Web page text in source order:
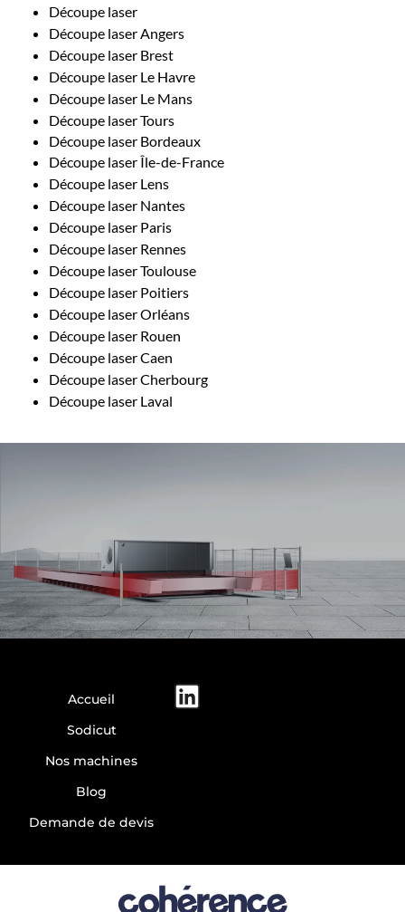
Découpe laser
Découpe laser Angers
Découpe laser Brest
Découpe laser Le Havre
Découpe laser Le Mans
Découpe laser Tours
Découpe laser Bordeaux
Découpe laser Île-de-France
Découpe laser Lens
Découpe laser Nantes
Découpe laser Paris
Découpe laser Rennes
Découpe laser Toulouse
Découpe laser Poitiers
Découpe laser Orléans
Découpe laser Rouen
Découpe laser Caen
Découpe laser Cherbourg
Découpe laser Laval
Accueil
Sodicut
Nos machines
Blog
Demande de devis